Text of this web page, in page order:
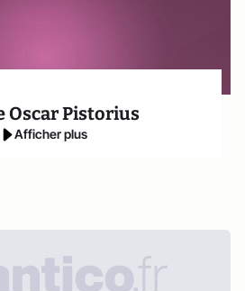
Oscar Pistorius
Afficher plus